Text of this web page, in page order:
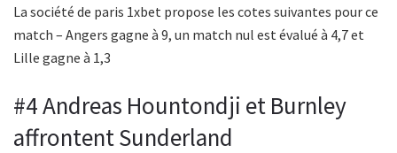
La société de paris 1xbet propose les cotes suivantes pour ce
match – Angers gagne à 9, un match nul est évalué à 4,7 et
Lille gagne à 1,3
#4 Andreas Hountondji et Burnley
affrontent Sunderland